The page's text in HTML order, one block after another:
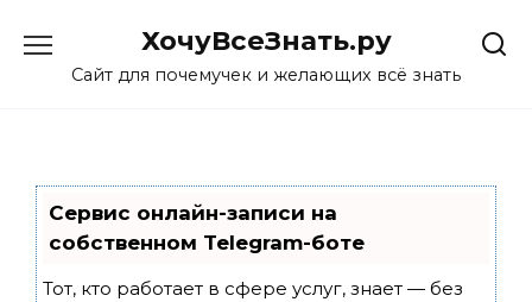
content
ХочуВсеЗнать.ру
Сайт для почемучек и желающих всё знать
Сервис онлайн-записи на
собственном Telegram-боте
Тот, кто работает в сфере услуг, знает — без